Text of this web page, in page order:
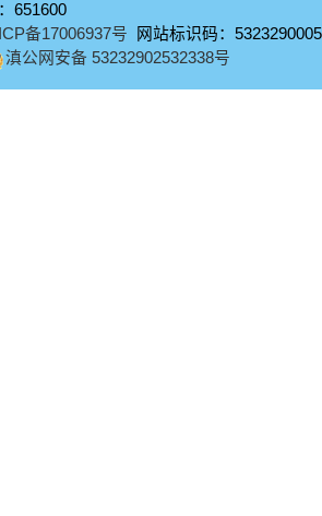
651600
备17006937号 网站标识码：5323290005
滇公网安备 53232902532338号